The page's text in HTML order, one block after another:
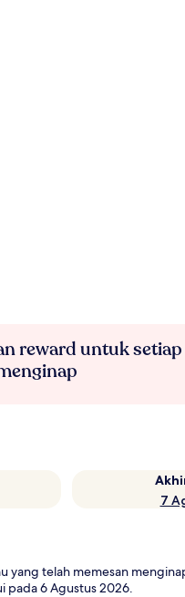
reward untuk setiap
7
telah memesan
pada6 Agustus 2026.